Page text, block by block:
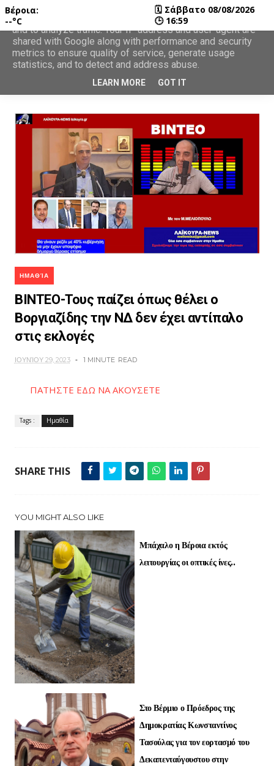
ΗΜΑΘΊΑ
ΒΙΝΤΕΟ-Τους παίζει όπως θέλει ο
Βοργιαζίδης την ΝΔ δεν έχει αντίπαλο
στις εκλογές
ΙΟΥΝΊΟΥ 29, 2023 1 MINUTE READ
ΠΑΤΗΣΤΕ ΕΔΩ ΝΑ ΑΚΟΥΣΕΤΕ
Tags : Ημαθία
SHARE THIS
YOU MIGHT ALSO LIKE
Μπάχαλο η Βέροια εκτός
λειτουργίας οι οπτικές ίνες..
Στο Βέρμιο ο Πρόεδρος της
Δημοκρατίας Κωνσταντίνος
Τασούλας για τον εορτασμό του
Δεκαπενταύγουστου στην
Βέροια:
--°C
🗓 Σάββατο 08/08/2026
🕒 16:59
This site uses cookies from Google to deliver its services
and to analyze traffic. Your IP address and user-agent are
shared with Google along with performance and security
metrics to ensure quality of service, generate usage
statistics, and to detect and address abuse.
LEARN MORE GOT IT